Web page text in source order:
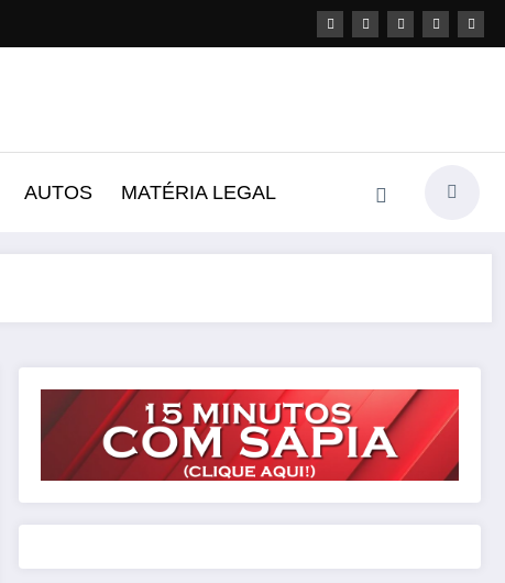
AUTOS MATÉRIA LEGAL